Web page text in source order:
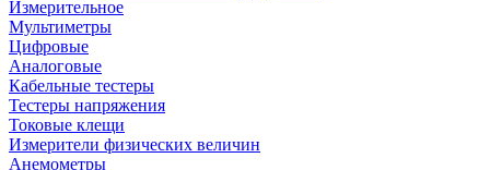
Измерительное
Мультиметры
Цифровые
Аналоговые
Кабельные тестеры
Тестеры напряжения
Токовые клещи
Измерители физических величин
Анемометры